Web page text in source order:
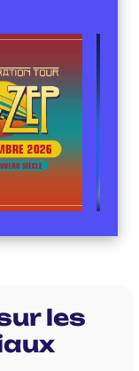
les